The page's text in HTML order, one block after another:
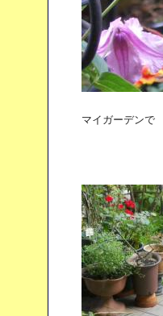
マイガーデンで